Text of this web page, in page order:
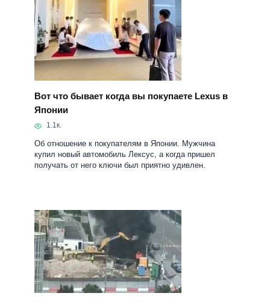
Вот что бывает когда вы покупаете Lexus в
Японии
1.1к.
Об отношение к покупателям в Японии. Мужчина
купил новый автомобиль Лексус, а когда пришел
получать от него ключи был приятно удивлен.